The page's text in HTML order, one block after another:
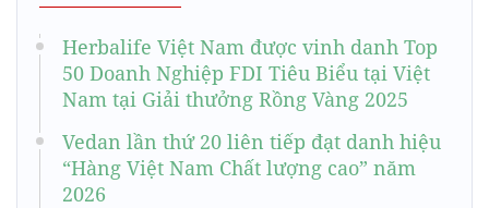
Herbalife Việt Nam được vinh danh Top
50 Doanh Nghiệp FDI Tiêu Biểu tại Việt
Nam tại Giải thưởng Rồng Vàng 2025
Vedan lần thứ 20 liên tiếp đạt danh hiệu
“Hàng Việt Nam Chất lượng cao” năm
2026